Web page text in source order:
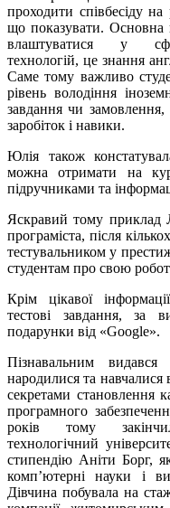
проходити співбесіду
що показувати. Основна
влаштуватися у
технологій, це знання
Саме тому важливо
рівень володіння
завдання чи
заробіток і навики.
Юлія також
можна отримати на
підручниками та
Яскравий тому приклад
програміста, після
тестувальником у
студентам про свою
Крім цікавої
тестові завдання, за
подарунки від «Google».
Пізнавальним видався
народилися та
секретами становлення
програмного
років тому
технологічний
стипендію Аніти Борг,
комп’ютерні науки і
Дівчина побувала на